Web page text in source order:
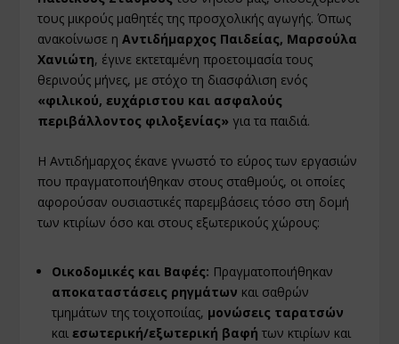
τους μικρούς μαθητές της προσχολικής αγωγής. Όπως
ανακοίνωσε ηΑντιδήμαρχος Παιδείας, Μαρσούλα
Χανιώτη, έγινε εκτεταμένη προετοιμασία τους
θερινούς μήνες, με στόχο τη διασφάλιση ενός
«φιλικού, ευχάριστου και ασφαλούς
περιβάλλοντος φιλοξενίας» για τα παιδιά.
Η Αντιδήμαρχος έκανε γνωστό το εύρος των εργασιών
που πραγματοποιήθηκαν στους σταθμούς, οι οποίες
αφορούσαν ουσιαστικές παρεμβάσεις τόσο στη δομή
των κτιρίων όσο και στους εξωτερικούς χώρους:
Οικοδομικές και Βαφές: Πραγματοποιήθηκαν
αποκαταστάσεις ρηγμάτων και σαθρών
τμημάτων της τοιχοποιίας, μονώσεις ταρατσών
καιεσωτερική/εξωτερική βαφή των κτιρίων και